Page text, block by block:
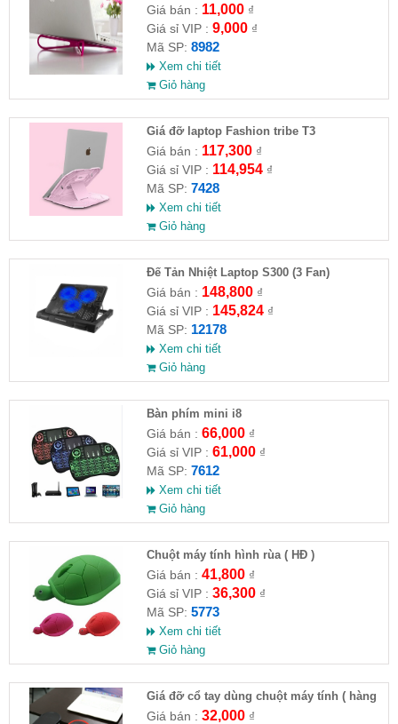
Giá bán : 11,000₫
Giá sỉ VIP : 9,000₫
Mã SP: 8982
Xem chi tiết
Giỏ hàng
Giá đỡ laptop Fashion tribe T3
Giá bán : 117,300₫
Giá sỉ VIP : 114,954₫
Mã SP: 7428
Xem chi tiết
Giỏ hàng
Đế Tản Nhiệt Laptop S300 (3 Fan)
Giá bán : 148,800₫
Giá sỉ VIP : 145,824₫
Mã SP: 12178
Xem chi tiết
Giỏ hàng
Bàn phím mini i8
Giá bán : 66,000₫
Giá sỉ VIP : 61,000₫
Mã SP: 7612
Xem chi tiết
Giỏ hàng
Chuột máy tính hình rùa ( HĐ )
Giá bán : 41,800₫
Giá sỉ VIP : 36,300₫
Mã SP: 5773
Xem chi tiết
Giỏ hàng
Giá đỡ cổ tay dùng chuột máy tính ( hàng
chuẩn )
Giá bán : 32,000₫